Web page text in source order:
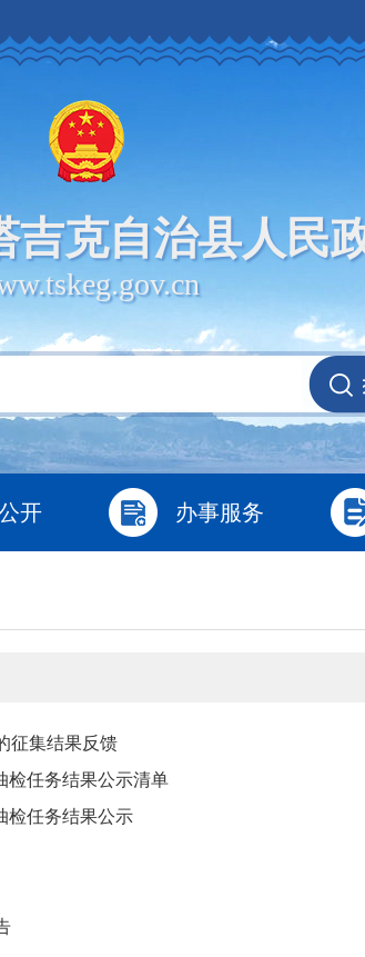
吉克自治县人民
开 办事服务
征集结果反馈
检任务结果公示清单
检任务结果公示